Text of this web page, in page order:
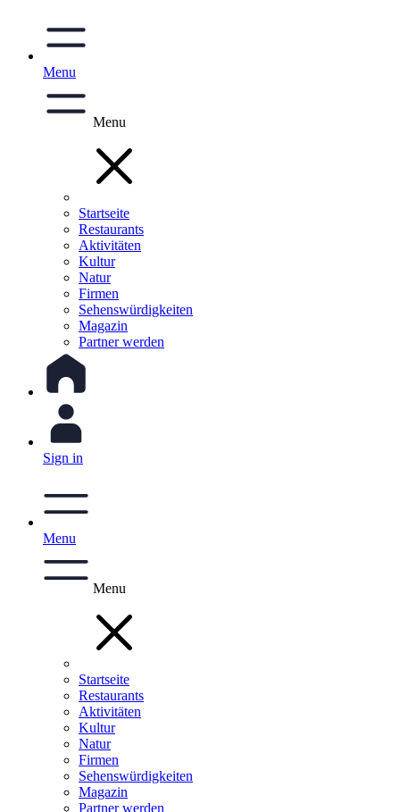
Menu
Menu
Startseite
Restaurants
Aktivitäten
Kultur
Natur
Firmen
Sehenswürdigkeiten
Magazin
Partner werden
Sign in
Menu
Menu
Startseite
Restaurants
Aktivitäten
Kultur
Natur
Firmen
Sehenswürdigkeiten
Magazin
Partner werden